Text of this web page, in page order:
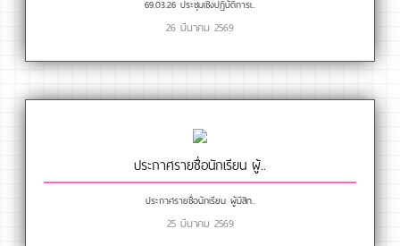
69.03.26 ประชุมเชิงปฏิบัติการเ..
26 มีนาคม 2569
ประกาศรายชื่อนักเรียน ผู้..
ประกาศรายชื่อนักเรียน ผู้มีสิท..
25 มีนาคม 2569